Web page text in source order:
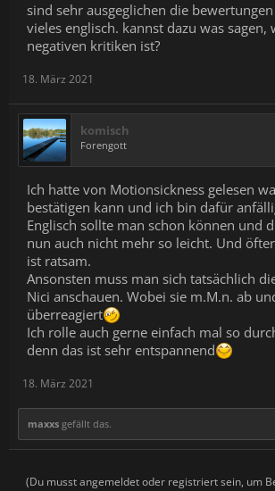
sind sehr ausgeglichen die
vieles englisch. kannst dazu was sagen,
negativen kritiken ist?
18. März 2021
komisch
Forengott
Ich hatte von Motionsickness gelesen
bestätigen kann und ich bin dafür
Englisch sollte man schon können und
nun auch nicht mehr so leicht. Und
ist ratsam.
Ansonsten muss man sich tatsächlich
Nici anschauen. Wobei sie m.M.n. ab
überreagiert
Ich rolle auch gerne einfach mal so
denn das ist sehr entspannend
18. März 2021
maxxs gefällt das.
(Du musst angemeldet oder registriert sein, um